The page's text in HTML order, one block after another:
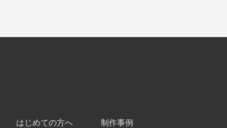
はじめての方へ 制作事例